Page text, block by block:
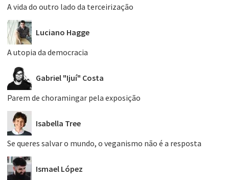
A vida do outro lado da terceirização
Luciano Hagge
A utopia da democracia
Gabriel "Ijuí" Costa
Parem de choramingar pela exposição
Isabella Tree
Se queres salvar o mundo, o veganismo não é a resposta
Ismael López